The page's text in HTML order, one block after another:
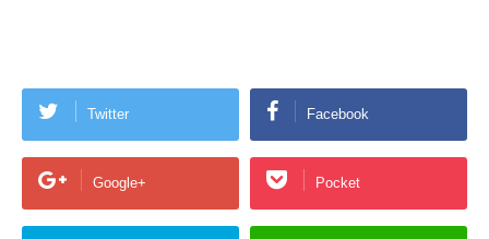
Twitter Facebook
Google+ Pocket